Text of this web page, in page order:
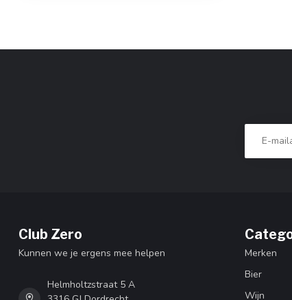
Club Zero
Kunnen we je ergens mee helpen
Helmholtzstraat 5 A
Merken
Bier
Wijn